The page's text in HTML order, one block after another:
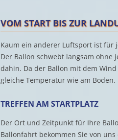
VOM START BIS ZUR
Kaum ein anderer Luftsport ist für
Der Ballon schwebt langsam ohne
dahin. Da der Ballon mit dem
gleiche Temperatur wie am Boden.
TREFFEN AM STARTPLATZ
Der Ort und Zeitpunkt für Ihre
Ballonfahrt bekommen Sie von